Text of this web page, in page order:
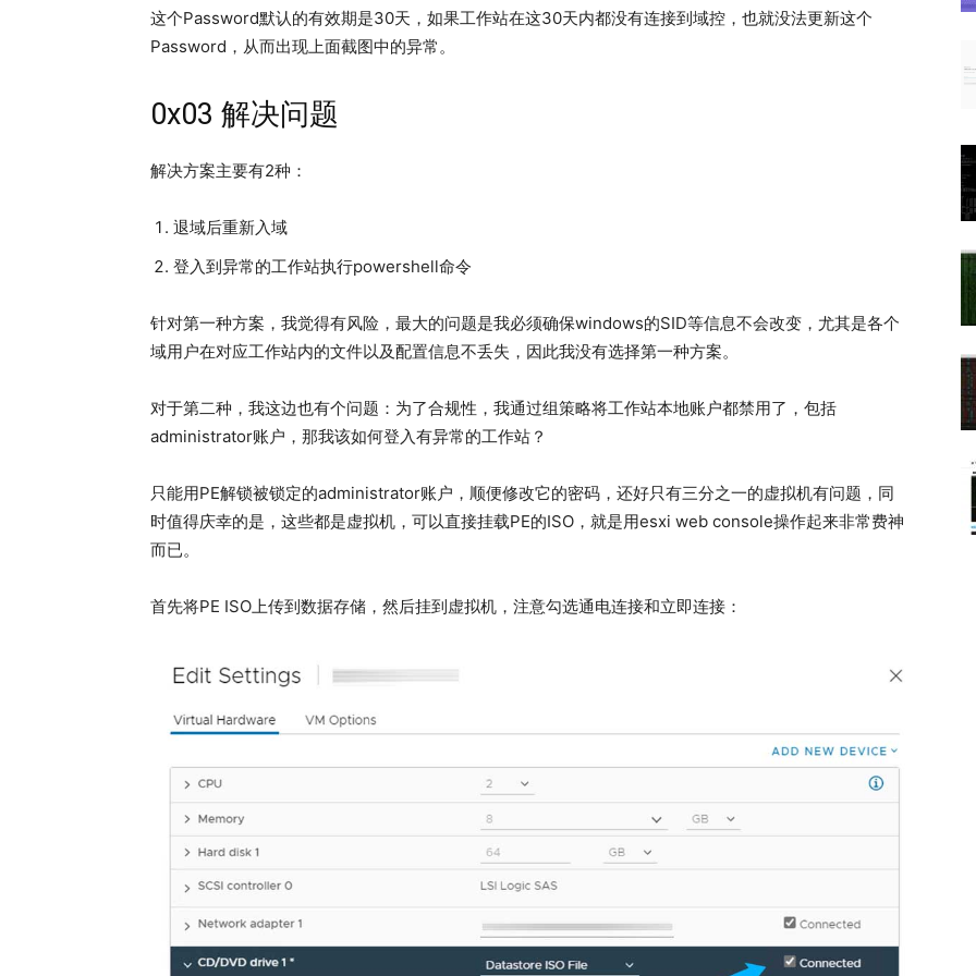
这个Password默认的有效期是30天，如果工作站在这30天内都没有连接到域控，也就没法更新这个
Password，从而出现上面截图中的异常。
0x03 解决问题
解决方案主要有2种：
退域后重新入域
登入到异常的工作站执行powershell命令
针对第一种方案，我觉得有风险，最大的问题是我必须确保windows的SID等信息不会改变，尤其是各个
域用户在对应工作站内的文件以及配置信息不丢失，因此我没有选择第一种方案。
对于第二种，我这边也有个问题：为了合规性，我通过组策略将工作站本地账户都禁用了，包括
administrator账户，那我该如何登入有异常的工作站？
只能用PE解锁被锁定的administrator账户，顺便修改它的密码，还好只有三分之一的虚拟机有问题，同
时值得庆幸的是，这些都是虚拟机，可以直接挂载PE的ISO，就是用esxi web console操作起来非常费神
而已。
首先将PE ISO上传到数据存储，然后挂到虚拟机，注意勾选通电连接和立即连接：